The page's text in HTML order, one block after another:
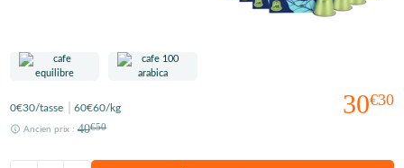
30€30
0€30/tasse 60€60/kg
Ancien prix : 40€50